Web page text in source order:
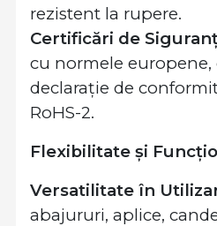
rezistent la rupere.
Certificări de
cu normele europene,
declarație de
RoHS-2.
Flexibilitate și
Versatilitate în
abajururi, aplice,